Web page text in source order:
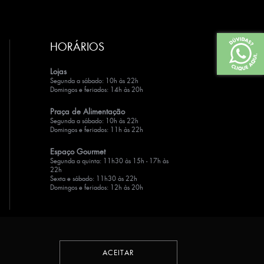
HORÁRIOS
Lojas
Segunda a sábado: 10h às 22h
Domingos e feriados: 14h às 20h
Praça de Alimentação
Segunda a sábado: 10h às 22h
Domingos e feriados: 11h às 22h
Espaço Gourmet
Segunda a quinta: 11h30 às 15h - 17h às
22h
Sexta e sábado: 11h30 às 22h
Domingos e feriados: 12h às 20h
ACEITAR